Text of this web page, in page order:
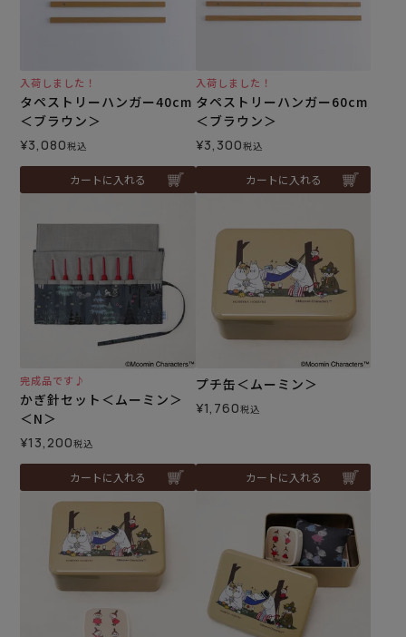
入荷しました！
タペストリーハンガー40cm
＜ブラウン＞
¥3,080税込
カートに入れる
入荷しました！
タペストリーハンガー60cm
＜ブラウン＞
¥3,300税込
カートに入れる
完成品です♪
かぎ針セット＜ムーミン＞
＜N＞
¥13,200税込
カートに入れる
プチ缶＜ムーミン＞
¥1,760税込
カートに入れる